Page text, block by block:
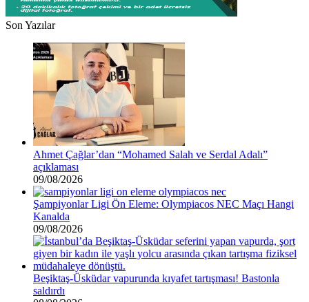
Son Yazılar
Ahmet Çağlar’dan “Mohamed Salah ve Serdal Adalı”
açıklaması
09/08/2026
Şampiyonlar Ligi Ön Eleme: Olympiacos NEC Maçı Hangi
Kanalda
09/08/2026
Beşiktaş-Üsküdar vapurunda kıyafet tartışması! Bastonla
saldırdı